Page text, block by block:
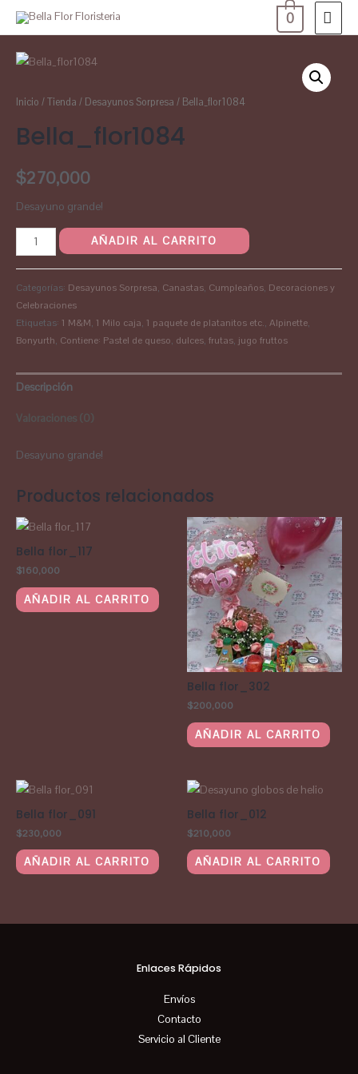
0
Inicio /Tienda / Desayunos Sorpresa / Bella_flor1084
Bella_flor1084
$270,000
Desayuno grande!
AÑADIR AL CARRITO
Categorías: Desayunos Sorpresa, Canastas, Cumpleaños, Decoraciones y
Celebraciones
Etiquetas: 1 M&M, 1 Milo caja, 1 paquete de platanitos etc., Alpinette,
Bonyurth, Contiene: Pastel de queso, dulces, frutas, jugo fruttos
Descripción
Valoraciones (0)
Desayuno grande!
Productos relacionados
Bella flor_117
$160,000
AÑADIR AL CARRITO
Bella flor_302
$200,000
AÑADIR AL CARRITO
Bella flor_091
$230,000
AÑADIR AL CARRITO
Bella flor_012
$210,000
AÑADIR AL CARRITO
Enlaces Rápidos
Envíos
Contacto
Servicio al Cliente